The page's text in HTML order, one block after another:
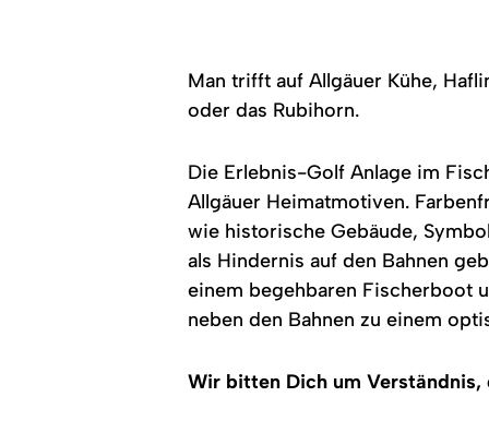
Man trifft auf Allgäuer Kühe,
oder das Rubihorn.
Die Erlebnis-Golf Anlage im
Allgäuer Heimatmotiven.
wie historische Gebäude,
als Hindernis auf den Bahnen
einem begehbaren Fischerboot
neben den Bahnen zu einem
Wir bitten Dich um